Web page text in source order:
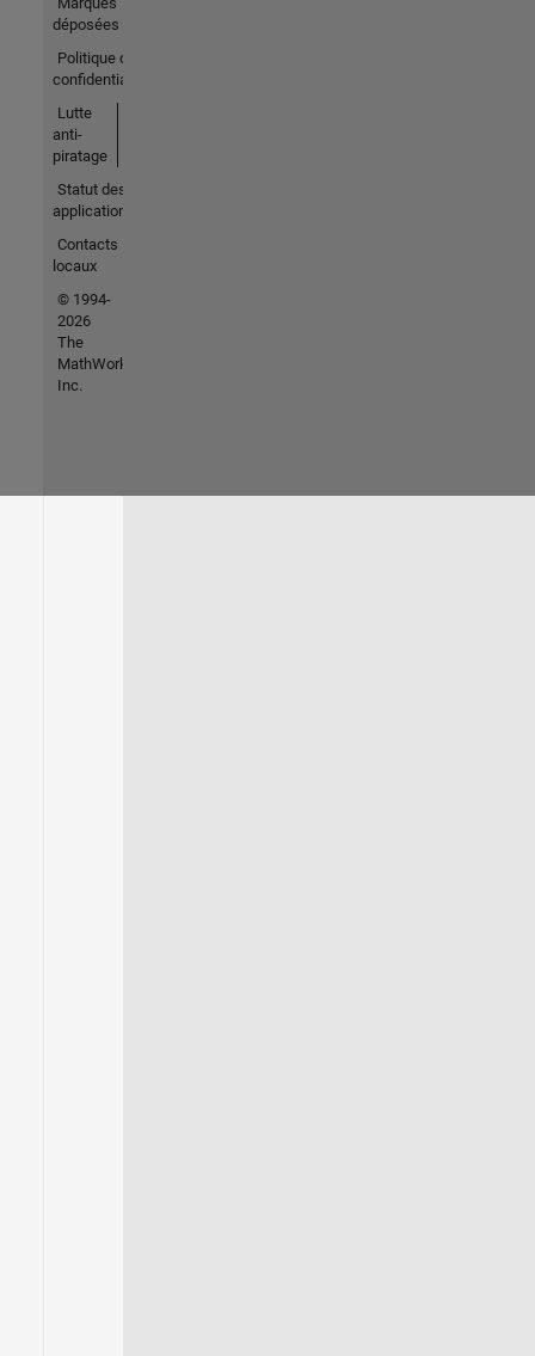
déposées
Politique de
confidentialité
Lutte
anti-
piratage
Statut des
applications
Contacts
locaux
© 1994-
2026
The
MathWorks,
Inc.